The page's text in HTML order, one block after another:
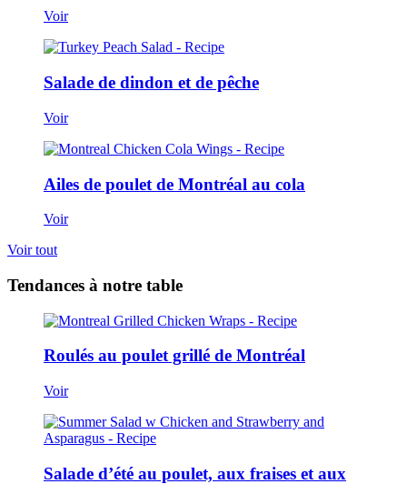
Voir
Salade de dindon et de pêche
Voir
Ailes de poulet de Montréal au cola
Voir
Voir tout
Tendances à notre table
Roulés au poulet grillé de Montréal
Voir
Salade d’été au poulet, aux fraises et aux